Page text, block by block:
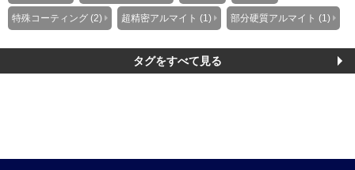
特殊コーティング (2) 超精密アルマイト (1) 部分硬質アルマイト (1)
タグをすべて見る